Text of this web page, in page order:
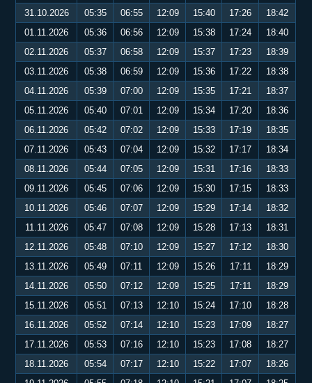
31.10.2026
05:35 06:55 12:09 15:40 17:26
18:42
01.11.2026
05:36 06:56 12:09 15:38 17:24
18:40
02.11.2026
05:37 06:58 12:09 15:37 17:23
18:39
03.11.2026
05:38 06:59 12:09 15:36 17:22
18:38
04.11.2026
05:39 07:00 12:09 15:35 17:21
18:37
05.11.2026
05:40 07:01 12:09 15:34 17:20
18:36
06.11.2026
05:42 07:02 12:09 15:33 17:19
18:35
07.11.2026
05:43 07:04 12:09 15:32 17:17
18:34
08.11.2026
05:44 07:05 12:09 15:31 17:16
18:33
09.11.2026
05:45 07:06 12:09 15:30 17:15
18:33
10.11.2026
05:46 07:07 12:09 15:29 17:14
18:32
11.11.2026
05:47 07:08 12:09 15:28 17:13
18:31
12.11.2026
05:48 07:10 12:09 15:27 17:12
18:30
13.11.2026
05:49 07:11 12:09 15:26 17:11
18:29
14.11.2026
05:50 07:12 12:09 15:25 17:11
18:29
15.11.2026
05:51 07:13 12:10 15:24 17:10
18:28
16.11.2026
05:52 07:14 12:10 15:23 17:09
18:27
17.11.2026
05:53 07:16 12:10 15:23 17:08
18:27
18.11.2026
05:54 07:17 12:10 15:22 17:07
18:26